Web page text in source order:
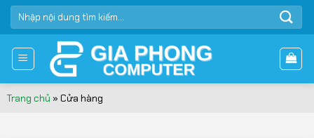
Bỏ
qua
dung
TÌM
KIẾM:
Trang chủ » Cửa hàng